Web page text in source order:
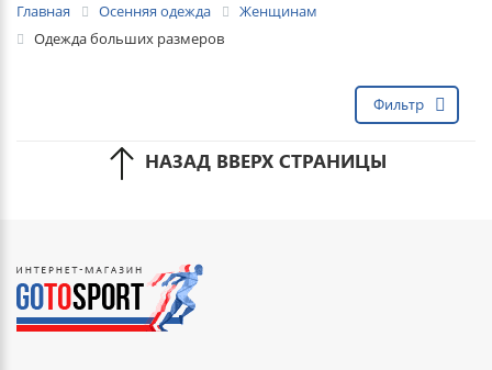
Главная Осенняя одежда
Женщинам
Одежда больших размеров
Фильтр
НАЗАД ВВЕРХ СТРАНИЦЫ